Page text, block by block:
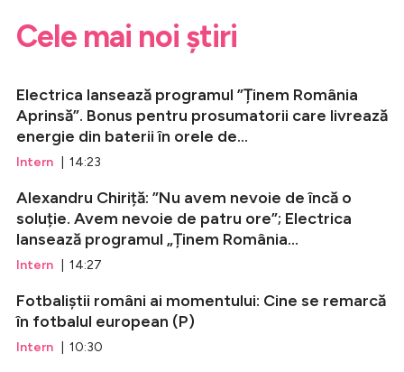
Cele mai noi știri
Electrica lansează programul ”Ținem România
Aprinsă”. Bonus pentru prosumatorii care livrează
energie din baterii în orele de...
Intern | 14:23
Alexandru Chiriță: ”Nu avem nevoie de încă o
soluție. Avem nevoie de patru ore”; Electrica
lansează programul „Ținem România...
Intern | 14:27
Fotbaliștii români ai momentului: Cine se remarcă
în fotbalul european (P)
Intern | 10:30